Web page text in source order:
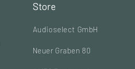
Store
Audioselect GmbH
Neuer Graben 80